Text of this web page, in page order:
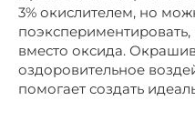
3% окислителем, но
вместо оксида.
оздоровительное
помогает создать